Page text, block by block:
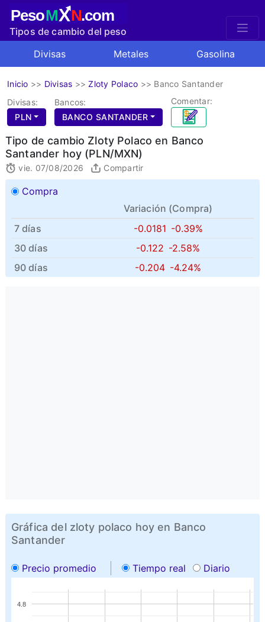
PesoMXN.com
Tipos de cambio del peso
Divisas Metales Gasolina
Inicio >> Divisas >>Zloty Polaco >> Banco Santander
Divisas:
PLN
Bancos:
BANCO SANTANDER
Comentar:
Tipo de cambio Zloty Polaco en Banco
Santander hoy (PLN/MXN)
vie. 07/08/2026 Compartir
Compra
Variación (Compra)
7 días
-0.0181 -0.39%
30 días
-0.122 -2.58%
90 días
-0.204 -4.24%
Gráfica del zloty polaco hoy en Banco
Santander
Precio promedio Tiempo real Diario
4.8